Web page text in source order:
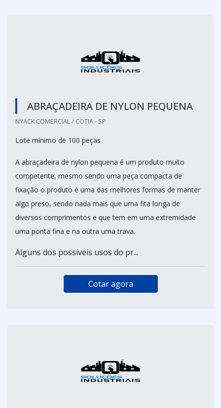
ABRAÇADEIRA DE NYLON PEQUENA
NYACK COMERCIAL / COTIA - SP
Lote mínimo de 100 peças
A abraçadeira de nylon pequena é um produto muito
competente, mesmo sendo uma peça compacta de
fixação o produto é uma das melhores formas de manter
algo preso, sendo nada mais que uma fita longa de
diversos comprimentos e que tem em uma extremidade
uma ponta fina e na outra uma trava.
Alguns dos possíveis usos do pr...
Cotar agora